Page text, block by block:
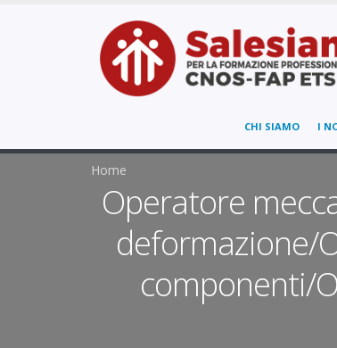
CHI SIAMO I
Home
Operatore
deformazione/
componenti/